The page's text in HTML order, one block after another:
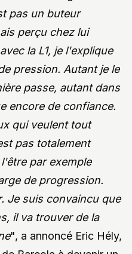
pas un buteur
perçu chez lui
la L1, je l'explique
pression. Autant je le
passe, autant dans
encore de confiance.
qui veulent tout
pas totalement
par exemple
de progression.
Je suis convaincu que
il va trouver de la
", a annoncé Eric Hély,